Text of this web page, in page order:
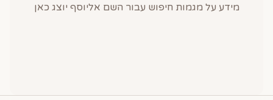
מידע על מגמות חיפוש עבור השם אליוסף יוצג כאן